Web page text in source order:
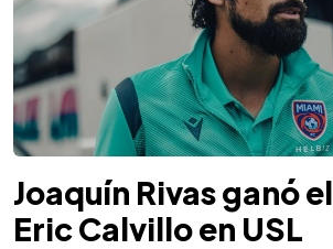
Joaquín Rivas ganó
Eric Calvillo en USL